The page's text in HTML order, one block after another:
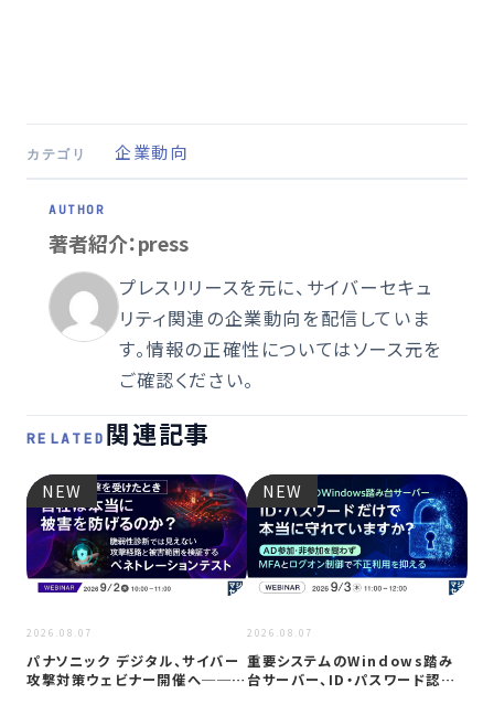
カテゴリ 企業動向
著者紹介：press
プレスリリースを元に、サイバーセキュ
リティ関連の企業動向を配信していま
す。情報の正確性についてはソース元を
ご確認ください。
RELATED 関連記事
NEW
2026.08.07
パナソニック デジタル、サイバー
攻撃対策ウェビナー開催へ──自
NEW
2026.08.07
重要システムのWindows踏み
台サーバー、ID・パスワード認証